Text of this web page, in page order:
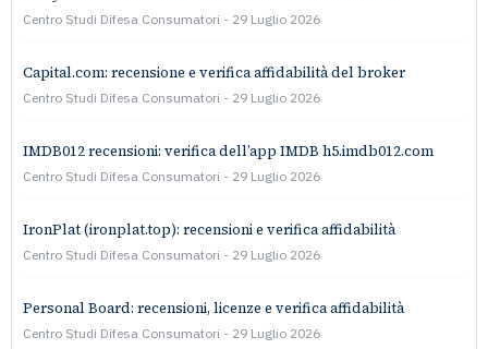
Centro Studi Difesa Consumatori 29 Luglio 2026
Capital.com: recensione e verifica affidabilità del broker
Centro Studi Difesa Consumatori 29 Luglio 2026
IMDB012 recensioni: verifica dell’app IMDB h5.imdb012.com
Centro Studi Difesa Consumatori 29 Luglio 2026
IronPlat (ironplat.top): recensioni e verifica affidabilità
Centro Studi Difesa Consumatori 29 Luglio 2026
Personal Board: recensioni, licenze e verifica affidabilità
Centro Studi Difesa Consumatori 29 Luglio 2026